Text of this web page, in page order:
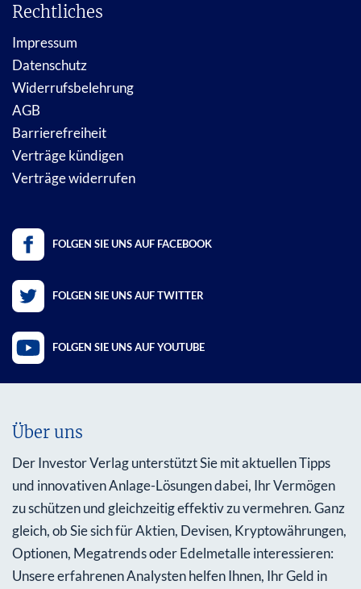
Rechtliches
Impressum
Datenschutz
Widerrufsbelehrung
AGB
Barrierefreiheit
Verträge kündigen
Verträge widerrufen
FOLGEN SIE UNS AUF FACEBOOK
FOLGEN SIE UNS AUF TWITTER
FOLGEN SIE UNS AUF YOUTUBE
Über uns
Der Investor Verlag unterstützt Sie mit aktuellen Tipps
und innovativen Anlage-Lösungen dabei, Ihr Vermögen
zu schützen und gleichzeitig effektiv zu vermehren. Ganz
gleich, ob Sie sich für Aktien, Devisen, Kryptowährungen,
Optionen, Megatrends oder Edelmetalle interessieren:
Unsere erfahrenen Analysten helfen Ihnen, Ihr Geld in